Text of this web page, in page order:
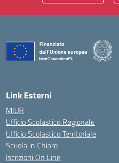
Link Esterni
MIUR
Ufficio Scolastico Regionale
Ufficio Scolastico Territoriale
Scuola in Chiaro
Iscrizioni On Line